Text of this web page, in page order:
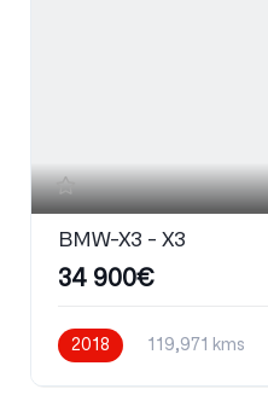
BMW-X3 - X3
34 900€
2018 119,971 kms